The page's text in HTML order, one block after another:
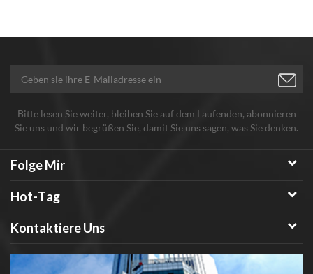
Bitte lesen Sie weiter, bleiben Sie auf dem Laufenden, abonnieren
Sie uns und wir begrüßen Sie, damit Sie uns sagen, was Sie denken.
Folge Mir
Hot-Tag
Kontaktiere Uns